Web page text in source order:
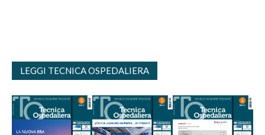
LEGGI TECNICA OSPEDALIERA